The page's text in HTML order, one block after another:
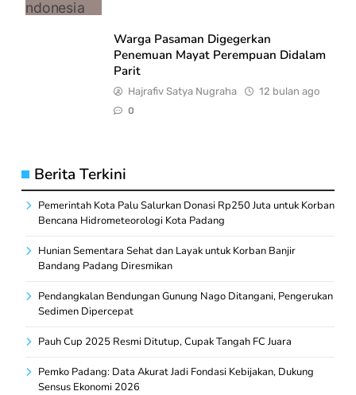
Warga Pasaman Digegerkan
Penemuan Mayat Perempuan Didalam
Parit
Hajrafiv Satya Nugraha 12 bulan ago
0
Berita Terkini
Pemerintah Kota Palu Salurkan Donasi Rp250 Juta untuk Korban
Bencana Hidrometeorologi Kota Padang
Hunian Sementara Sehat dan Layak untuk Korban Banjir
Bandang Padang Diresmikan
Pendangkalan Bendungan Gunung Nago Ditangani, Pengerukan
Sedimen Dipercepat
Pauh Cup 2025 Resmi Ditutup, Cupak Tangah FC Juara
Pemko Padang: Data Akurat Jadi Fondasi Kebijakan, Dukung
Sensus Ekonomi 2026